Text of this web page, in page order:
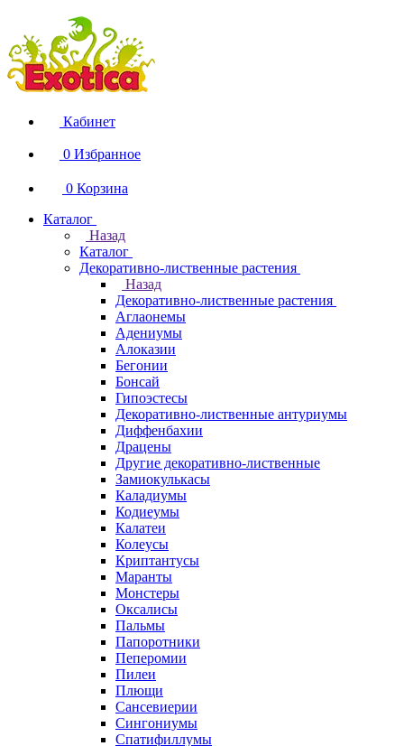
Кабинет
0 Избранное
0 Корзина
Каталог
Назад
Каталог
Декоративно-лиственные растения
Назад
Декоративно-лиственные растения
Аглаонемы
Адениумы
Алоказии
Бегонии
Бонсай
Гипоэстесы
Декоративно-лиственные антуриумы
Диффенбахии
Драцены
Другие декоративно-лиственные
Замиокулькасы
Каладиумы
Кодиеумы
Калатеи
Колеусы
Криптантусы
Маранты
Монстеры
Оксалисы
Пальмы
Папоротники
Пеперомии
Пилеи
Плющи
Сансевиерии
Сингониумы
Спатифиллумы